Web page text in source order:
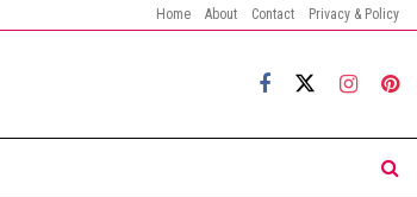
Home About Contact Privacy & Policy